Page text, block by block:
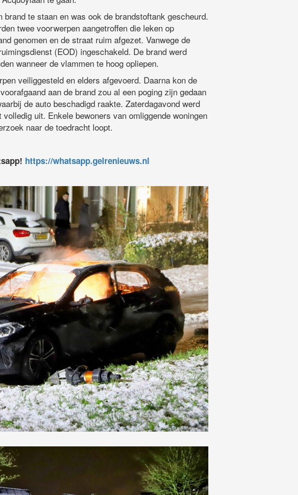
te staan en was ook de brandstoftank gescheurd.
twee voorwerpen aangetroffen die leken op
genomen en de straat ruim afgezet. Vanwege de
(EOD) ingeschakeld. De brand werd
wanneer de vlammen te hoog opliepen.
veiliggesteld en elders afgevoerd. Daarna kon de
aan de brand zou al een poging zijn gedaan
de auto beschadigd raakte. Zaterdagavond werd
uit. Enkele bewoners van omliggende woningen
naar de toedracht loopt.
https://whatsapp.gelrenieuws.nl